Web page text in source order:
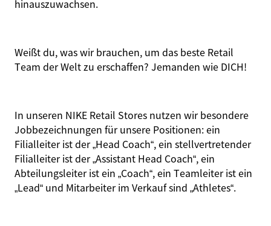
hinauszuwachsen.
Weißt du, was wir brauchen, um das beste Retail
Team der Welt zu erschaffen? Jemanden wie DICH!
In unseren NIKE Retail Stores nutzen wir besondere
Jobbezeichnungen für unsere Positionen: ein
Filialleiter ist der „Head Coach“, ein stellvertretender
Filialleiter ist der „Assistant Head Coach“, ein
Abteilungsleiter ist ein „Coach“, ein Teamleiter ist ein
„Lead“ und Mitarbeiter im Verkauf sind „Athletes“.